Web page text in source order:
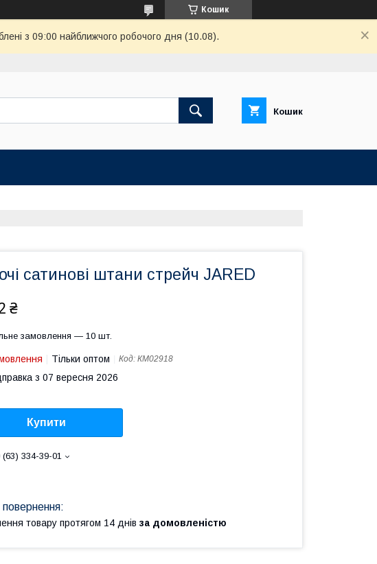
Кошик
з 09:00 найближчого робочого дня (10.08).
Кошик
сатинові штани стрейч JARED
₴
замовлення — 10 шт.
Тільки оптом Код: КМ02918
з 07 вересня 2026
Купити
(63) 334-39-01
товару протягом 14 днів за домовленістю